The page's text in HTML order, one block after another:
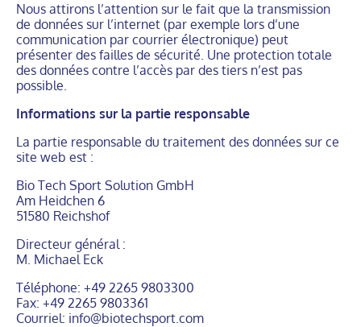
Nous attirons l’attention sur le fait que la transmission
de données sur l’internet (par exemple lors d’une
communication par courrier électronique) peut
présenter des failles de sécurité. Une protection totale
des données contre l’accès par des tiers n’est pas
possible.
Informations sur la partie responsable
La partie responsable du traitement des données sur ce
site web est :
Bio Tech Sport Solution GmbH
Am Heidchen 6
51580 Reichshof
Directeur général :
M. Michael Eck
Téléphone: +49 2265 9803300
Fax: +49 2265 9803361
Courriel: info@biotechsport.com